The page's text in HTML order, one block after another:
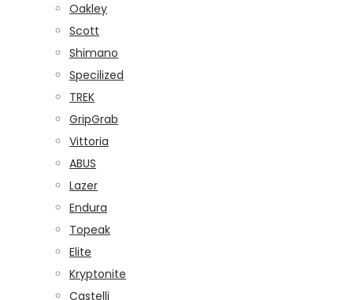
Oakley
Scott
Shimano
Specilized
TREK
GripGrab
Vittoria
ABUS
Lazer
Endura
Topeak
Elite
Kryptonite
Castelli